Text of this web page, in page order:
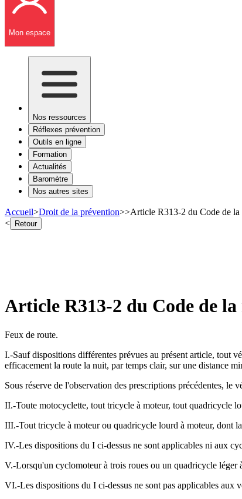
Mon espace
Nos ressources
Réflexes prévention
Outils en ligne
Formation
Actualités
Baromètre
Nos autres sites
Accueil>Droit de la prévention>>Article R313-2 du Code de
< Retour
Article R313-2 du Code de
Feux de route.
I.-Sauf dispositions différentes prévues au présent article, tout
efficacement la route la nuit, par temps clair, sur une distance
Sous réserve de l'observation des prescriptions précédentes,
II.-Toute motocyclette, tout tricycle à moteur, tout quadricycle
III.-Tout tricycle à moteur ou quadricycle lourd à moteur, dont
IV.-Les dispositions du I ci-dessus ne sont applicables ni aux
V.-Lorsqu'un cyclomoteur à trois roues ou un quadricycle léger
VI.-Les dispositions du I ci-dessus ne sont pas applicables aux